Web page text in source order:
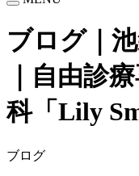
ブログ｜
｜自由診
科「Lily
ブログ